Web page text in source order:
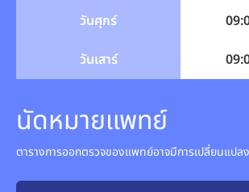
วันศุกร์
วันเสาร์
นัดหมายแพทย์
ตารางการออกตรวจของแพทย์อาจมีการเปลี่ยนแปล